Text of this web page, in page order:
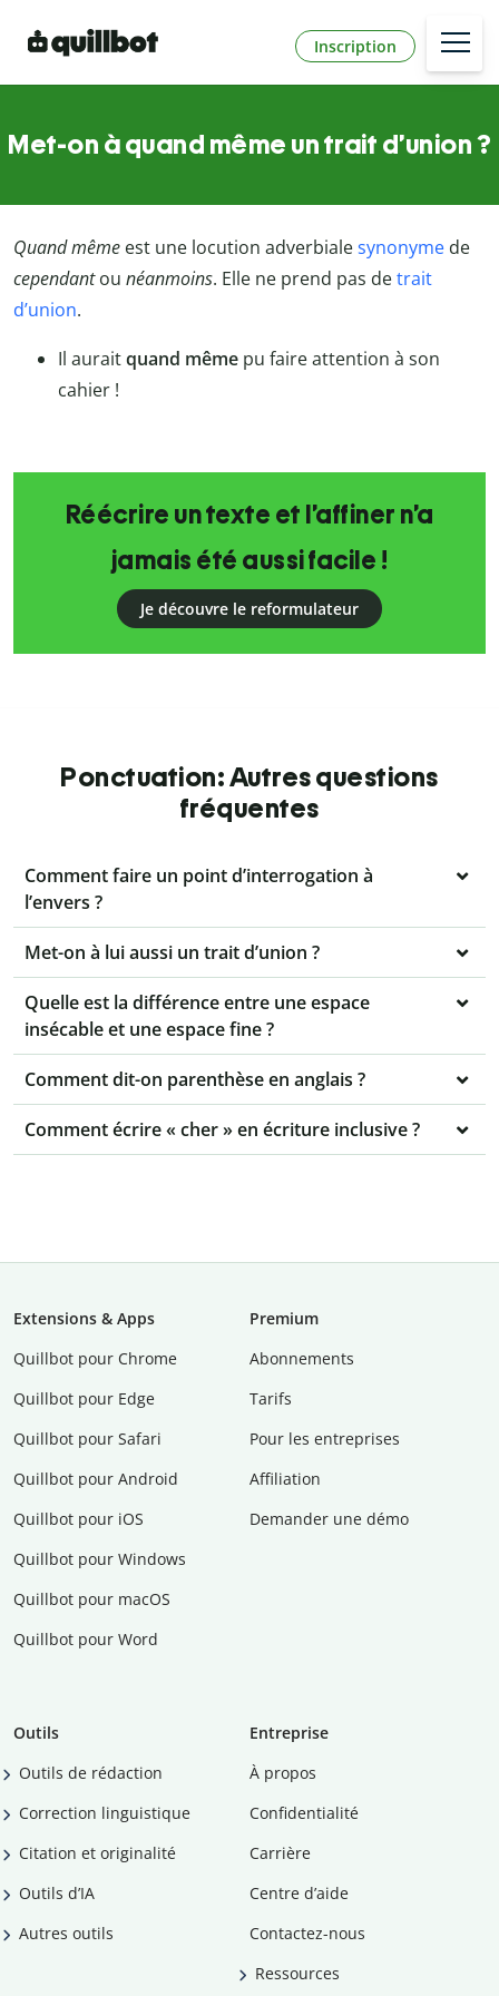
Inscription
Met-on à quand même un trait d’union ?
Quand même est une locution adverbialesynonyme de
cependantou néanmoins. Elle ne prend pas detrait
d’union.
Il auraitquand même pu faire attention à son
cahier !
Réécrire un texte et l’affiner n’a
jamais été aussi facile !
Je découvre le reformulateur
Ponctuation: Autres questions
fréquentes
Comment faire un point d’interrogation à
l’envers ?
Met-on à lui aussi un trait d’union ?
Quelle est la différence entre une espace
insécable et une espace fine ?
Comment dit-on parenthèse en anglais ?
Comment écrire « cher » en écriture inclusive ?
Extensions & Apps
Quillbot pour Chrome
Quillbot pour Edge
Quillbot pour Safari
Quillbot pour Android
Quillbot pour iOS
Quillbot pour Windows
Quillbot pour macOS
Quillbot pour Word
Premium
Abonnements
Tarifs
Pour les entreprises
Affiliation
Demander une démo
Outils
Outils de rédaction
Correction linguistique
Citation et originalité
Outils d’IA
Autres outils
Entreprise
À propos
Confidentialité
Carrière
Centre d’aide
Contactez-nous
Ressources